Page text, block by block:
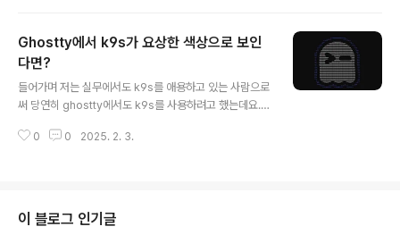
ostty.org/ GhosttyGhostty is a fast, feature-rich,
and cross-platform terminal emulator that uses
platform-native UI and GPU acceleration.ghostt
y.org 사실 Ghostty를 처음 접한 건 Geeknews에서 G
hostty에 대한 ..
Ghostty에서 k9s가 요상한 색상으로 보인
다면?
들어가며 저는 실무에서도 k9s를 애용하고 있는 사람으로
써 당연히 ghostty에서도 k9s를 사용하려고 했는데요. it
용하면 위의 사진과 같이 color가 요상하게 보이는 이슈가
be the bug Wrong colors in ghostty. I set the ba
ckground color to #ff0000 and took a screensh
0 0 2025. 2. 3.
이 블로그 인기글